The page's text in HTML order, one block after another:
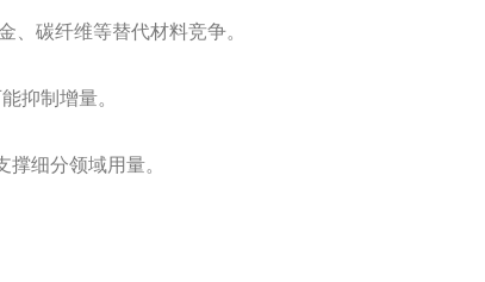
、碳纤维等替代材料竞争。
抑制增量。
细分领域用量。